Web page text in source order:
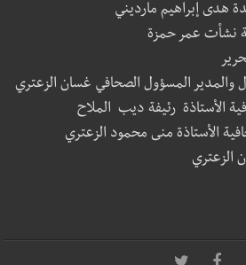
هدى إبراهيم مارديني
نشأت عمر حمزة
والمدير المسؤول الصحافي غسان الزعتري
الأستاذة رئيفة ديب الملاح
الأستاذة منى محمود الزعتري
الزعتري